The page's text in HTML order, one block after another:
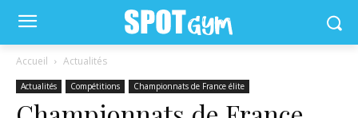
Accueil Actualités
Actualités Compétitions Championnats de France élite